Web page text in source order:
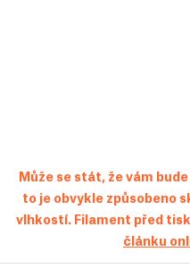
Může se stát, že vám
to je obvykle způsobeno
vlhkostí. Filament před
článku